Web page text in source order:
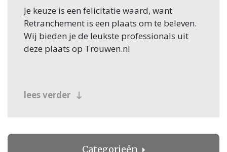
Je keuze is een felicitatie waard, want
Retranchement is een plaats om te beleven.
Wij bieden je de leukste professionals uit
deze plaats op Trouwen.nl
lees verder
Categorieën